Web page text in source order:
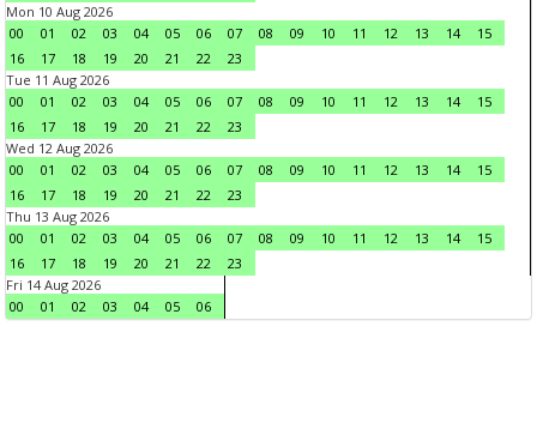
Mon 10 Aug 2026
00
01 02 03 04 05 06 07 08 09 10 11 12 13 14
15
16
17 18 19 20 21 22
23
Tue 11 Aug 2026
00
01 02 03 04 05 06 07 08 09 10 11 12 13 14
15
16
17 18 19 20 21 22
23
Wed 12 Aug 2026
00
01 02 03 04 05 06 07 08 09 10 11 12 13 14
15
16
17 18 19 20 21 22
23
Thu 13 Aug 2026
00
01 02 03 04 05 06 07 08 09 10 11 12 13 14
15
16
17 18 19 20 21 22
23
Fri 14 Aug 2026
00
01 02 03 04 05 06